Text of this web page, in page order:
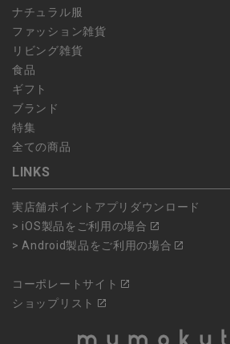
ナチュラル服
ファッション雑貨
リビング雑貨
食品
ギフト
ブランド
特集
全ての商品
LINKS
実店舗ポイントアプリダウンロード
> iOS製品をご利用の場合
> Android製品をご利用の場合
コーポレートサイト
ショップリスト